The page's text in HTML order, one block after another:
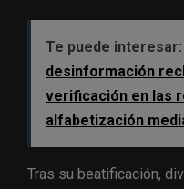
Te puede interesar:
desinformación
verificación en las
alfabetización
Tras su beatificación,